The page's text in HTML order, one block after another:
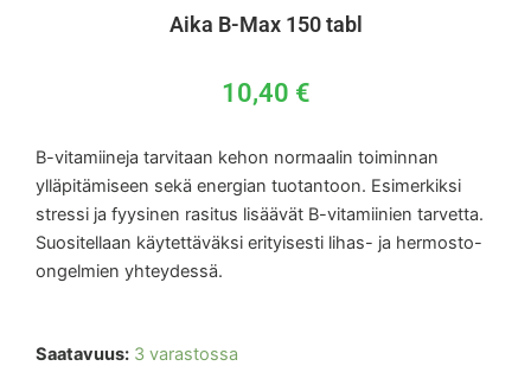
Aika B-Max 150 tabl
10,40 €
B-vitamiineja tarvitaan kehon normaalin toiminnan
ylläpitämiseen sekä energian tuotantoon. Esimerkiksi
stressi ja fyysinen rasitus lisäävät B-vitamiinien tarvetta.
Suositellaan käytettäväksi erityisesti lihas- ja hermosto-
ongelmien yhteydessä.
Saatavuus: 3 varastossa
Aika